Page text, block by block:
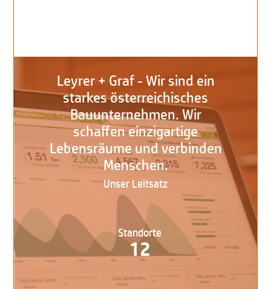
Leyrer + Graf - Wir sind ein
starkes österreichisches
Bauunternehmen. Wir
schaffen einzigartige
Lebensräume und verbinden
Menschen.
Unser Leitsatz
Standorte
12